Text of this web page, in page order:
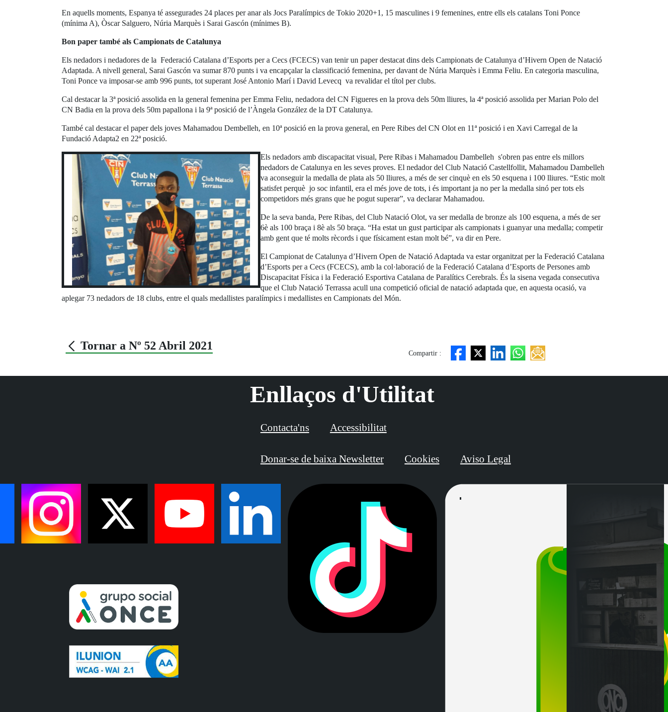
En aquells moments, Espanya té assegurades 24 places per anar als Jocs Paralímpics de Tokio 2020+1, 15 masculines i 9 femenines, entre ells els catalans Toni Ponce
(mínima A), Òscar Salguero, Núria Marquès i Sarai Gascón (mínimes B).
Bon paper també als Campionats de Catalunya
Els nedadors i nedadores de la Federació Catalana d’Esports per a Cecs (FCECS) van tenir un paper destacat dins dels Campionats de Catalunya d’Hivern Open de Natació
Adaptada. A nivell general, Sarai Gascón va sumar 870 punts i va encapçalar la classificació femenina, per davant de Núria Marquès i Emma Feliu. En categoria masculina,
Toni Ponce va imposar-se amb 996 punts, tot superant José Antonio Marí i David Levecq va revalidar el títol per clubs.
Cal destacar la 3ª posició assolida en la general femenina per Emma Feliu, nedadora del CN Figueres en la prova dels 50m lliures, la 4ª posició assolida per Marian Polo del
CN Badia en la prova dels 50m papallona i la 9ª posició de l’Àngela González de la DT Catalunya.
També cal destacar el paper dels joves Mahamadou Dembelleh, en 10ª posició en la prova general, en Pere Ribes del CN Olot en 11ª posició i en Xavi Carregal de la
Fundació Adapta2 en 22ª posició.
Els nedadors amb discapacitat visual, Pere Ribas i Mahamadou Dambelleh s'obren pas entre els millors
nedadors de Catalunya en les seves proves. El nedador del Club Natació Castellfollit, Mahamadou Dambelleh
va aconseguir la medalla de plata als 50 lliures, a més de ser cinquè en els 50 esquena i 100 lliures. “Estic molt
satisfet perquè jo soc infantil, era el més jove de tots, i és important ja no per la medalla sinó per tots els
competidors més grans que he pogut superar”, va declarar Mahamadou.
De la seva banda, Pere Ribas, del Club Natació Olot, va ser medalla de bronze als 100 esquena, a més de ser
6è als 100 braça i 8è als 50 braça. “Ha estat un gust participar als campionats i guanyar una medalla; competir
amb gent que té molts rècords i que físicament estan molt bé”, va dir en Pere.
El Campionat de Catalunya d’Hivern Open de Natació Adaptada va estar organitzat per la Federació Catalana
d’Esports per a Cecs (FCECS), amb la col·laboració de la Federació Catalana d’Esports de Persones amb
Discapacitat Física i la Federació Esportiva Catalana de Paralítics Cerebrals. És la sisena vegada consecutiva
que el Club Natació Terrassa acull una competició oficial de natació adaptada que, en aquesta ocasió, va
aplegar 73 nedadors de 18 clubs, entre el quals medallistes paralímpics i medallistes en Campionats del Món.
Tornar a Nº 52 Abril 2021
Compartir :
Enllaços d'Utilitat
Contacta'ns Accessibilitat
Donar-se de baixa Newsletter Cookies Aviso Legal